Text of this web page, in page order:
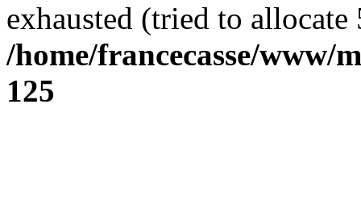
exhausted (tried to
/home/francecasse/www/
125